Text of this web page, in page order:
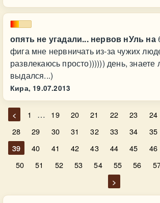
опять не угадали... нервов нУль на
фига мне нервничать из-за чужих
развлекаюсь просто)))))) день,
выдался...)
Кира, 19.07.2013
< 1 … 19 20 21 22 23 24
28
29 30 31 32 33 34 35
39
40 41 42 43 44 45 46
50
51 52 53 54 55 56
>